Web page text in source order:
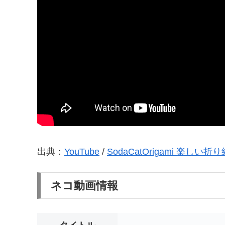
出典： YouTube / SodaCatOrigami 楽しい折り
ネコ動画情報